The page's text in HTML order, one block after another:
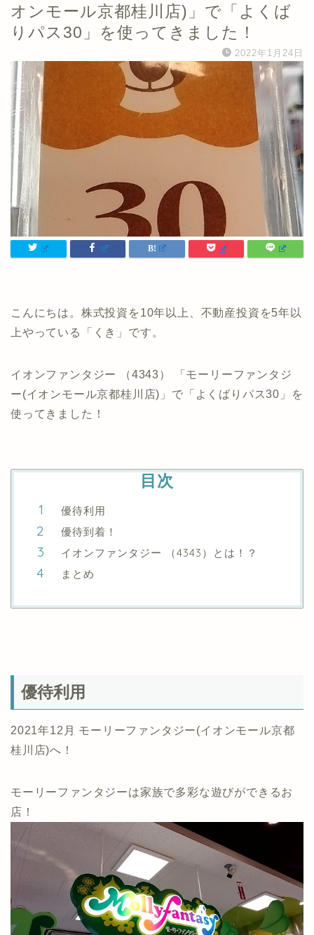
オンモール京都桂川店)」で「よくば
りパス30」を使ってきました！
2022年1月24日
こんにちは。株式投資を10年以上、不動産投資を5年以
上やっている「くき」です。
イオンファンタジー （4343） 「モーリーファンタジ
ー(イオンモール京都桂川店)」で「よくばりパス30」を
使ってきました！
目次
優待利用
優待到着！
イオンファンタジー （4343）とは！？
まとめ
優待利用
2021年12月 モーリーファンタジー(イオンモール京都
桂川店)へ！
モーリーファンタジーは家族で多彩な遊びができるお
店！